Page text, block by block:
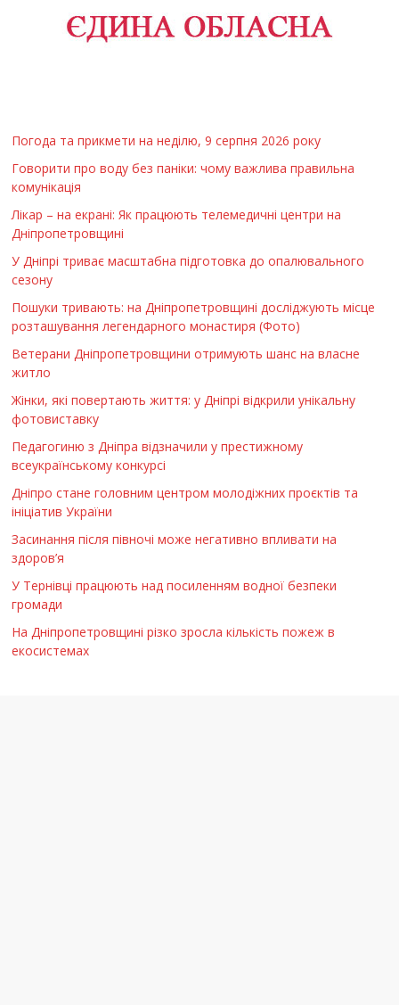
Погода та прикмети на неділю, 9 серпня 2026 року
Говорити про воду без паніки: чому важлива правильна
комунікація
Лікар – на екрані: Як працюють телемедичні центри на
Дніпропетровщині
У Дніпрі триває масштабна підготовка до опалювального
сезону
Пошуки тривають: на Дніпропетровщині досліджують місце
розташування легендарного монастиря (Фото)
Ветерани Дніпропетровщини отримують шанс на власне
житло
Жінки, які повертають життя: у Дніпрі відкрили унікальну
фотовиставку
Педагогиню з Дніпра відзначили у престижному
всеукраїнському конкурсі
Дніпро стане головним центром молодіжних проєктів та
ініціатив України
Засинання після півночі може негативно впливати на
здоров’я
У Тернівці працюють над посиленням водної безпеки
громади
На Дніпропетровщині різко зросла кількість пожеж в
екосистемах